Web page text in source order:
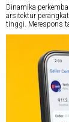
Dinamika
arsitektur
tinggi. Merespons